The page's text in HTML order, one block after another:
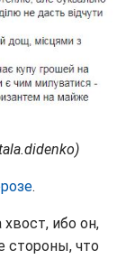
.
ибо он,
стороны, что